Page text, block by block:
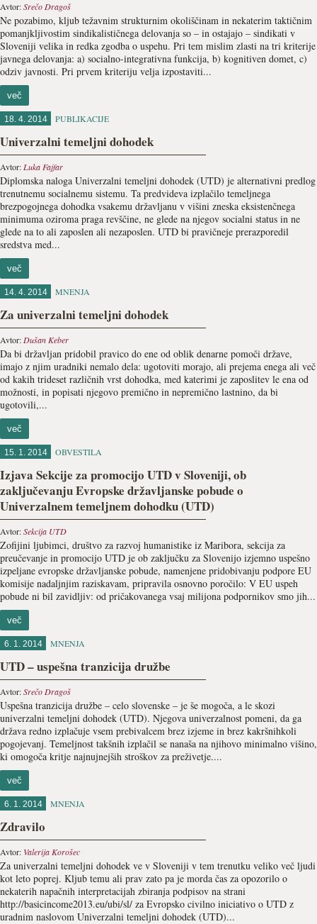
Avtor:Srečo Dragoš
Ne pozabimo, kljub težavnim strukturnim okoliščinam in nekaterim taktičnim
pomanjkljivostim sindikalističnega delovanja so – in ostajajo – sindikati v
Sloveniji velika in redka zgodba o uspehu. Pri tem mislim zlasti na tri kriterije
javnega delovanja: a) socialno-integrativna funkcija, b) kognitiven domet, c)
odziv javnosti. Pri prvem kriteriju velja izpostaviti...
več
18. 4. 2014 PUBLIKACIJE
Univerzalni temeljni dohodek
Avtor: Luka Fajfar
Diplomska naloga Univerzalni temeljni dohodek (UTD) je alternativni predlog
trenutnemu socialnemu sistemu. Ta predvideva izplačilo temeljnega
brezpogojnega dohodka vsakemu državljanu v višini zneska eksistenčnega
minimuma oziroma praga revščine, ne glede na njegov socialni status in ne
glede na to ali zaposlen ali nezaposlen. UTD bi pravičneje prerazporedil
sredstva med...
več
14. 4. 2014 MNENJA
Za univerzalni temeljni dohodek
Avtor: Dušan Keber
Da bi državljan pridobil pravico do ene od oblik denarne pomoči države,
imajo z njim uradniki nemalo dela: ugotoviti morajo, ali prejema enega ali več
od kakih trideset različnih vrst dohodka, med katerimi je zaposlitev le ena od
možnosti, in popisati njegovo premično in nepremično lastnino, da bi
ugotovili,...
več
15. 1. 2014 OBVESTILA
Izjava Sekcije za promocijo UTD v Sloveniji, ob
zaključevanju Evropske državljanske pobude o
Univerzalnem temeljnem dohodku (UTD)
Avtor:Sekcija UTD
Zofijini ljubimci, društvo za razvoj humanistike iz Maribora, sekcija za
preučevanje in promocijo UTD je ob zaključku za Slovenijo izjemno uspešno
izpeljane evropske državljanske pobude, namenjene pridobivanju podpore EU
komisije nadaljnjim raziskavam, pripravila osnovno poročilo: V EU uspeh
pobude ni bil zavidljiv: od pričakovanega vsaj milijona podpornikov smo jih...
več
6. 1. 2014 MNENJA
UTD – uspešna tranzicija družbe
Avtor:Srečo Dragoš
Uspešna tranzicija družbe – celo slovenske – je še mogoča, a le skozi
univerzalni temeljni dohodek (UTD). Njegova univerzalnost pomeni, da ga
država redno izplačuje vsem prebivalcem brez izjeme in brez kakršnihkoli
pogojevanj. Temeljnost takšnih izplačil se nanaša na njihovo minimalno višino,
ki omogoča kritje najnujnejših stroškov za preživetje....
več
6. 1. 2014 MNENJA
Zdravilo
Avtor: Valerija Korošec
Za univerzalni temeljni dohodek ve v Sloveniji v tem trenutku veliko več ljudi
kot leto poprej. Kljub temu ali prav zato pa je morda čas za opozorilo o
nekaterih napačnih interpretacijah zbiranja podpisov na strani
http://basicincome2013.eu/ubi/sl/ za Evropsko civilno iniciativo o UTD z
uradnim naslovom Univerzalni temeljni dohodek (UTD)...